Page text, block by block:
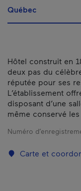
Québec
Hôtel construit en
deux pas du
réputée pour ses
L’établissement
disposant d’une
même conservé
Numéro
Carte et